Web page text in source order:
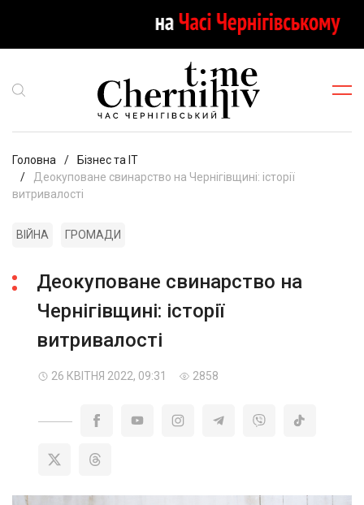
Головна
Бізнес та ІТ
Деокуповане свинарство на Чернігівщині: історії
витривалості
ВІЙНА ГРОМАДИ
Деокуповане свинарство на
Чернігівщині: історії
витривалості
26 КВІТНЯ 2022, 09:31 2858